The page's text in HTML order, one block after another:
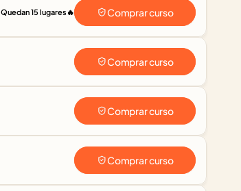
Quedan 15 lugares🔥 Comprar curso
Comprar curso
Comprar curso
Comprar curso